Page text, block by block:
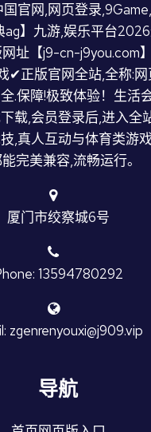
官网,网页登录
ag】九游,娱乐平台
址【j9-cn-j9you.com】
✔正版官网全站,全称:
.保障!极致体验！生活
载,会员登录后,进入全
,真人互动与体育类游
完美兼容,流畅运行。
厦门市绞察城6号
13594780292
zgenrenyouxi@j909.vip
导航